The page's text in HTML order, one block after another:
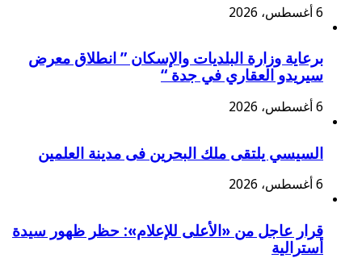
6 أغسطس، 2026
برعاية وزارة البلديات والإسكان ” انطلاق معرض
سيريدو العقاري في جدة “
6 أغسطس، 2026
السيسي يلتقى ملك البحرين فى مدينة العلمين
6 أغسطس، 2026
قرار عاجل من «الأعلى للإعلام»: حظر ظهور سيدة
أسترالية